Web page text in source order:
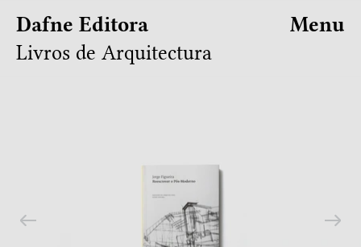
Dafne Editora
Livros de Arquitectura
Menu